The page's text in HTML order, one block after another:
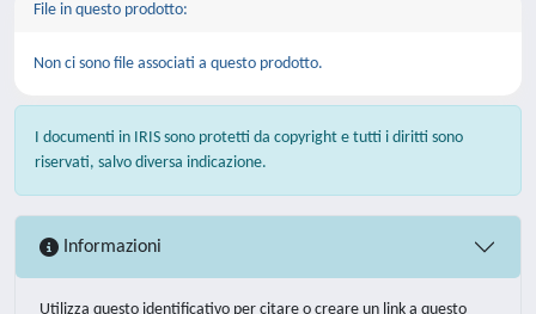
File in questo prodotto:
Non ci sono file associati a questo prodotto.
I documenti in IRIS sono protetti da copyright e tutti i diritti sono
riservati, salvo diversa indicazione.
Informazioni
Utilizza questo identificativo per citare o creare un link a questo